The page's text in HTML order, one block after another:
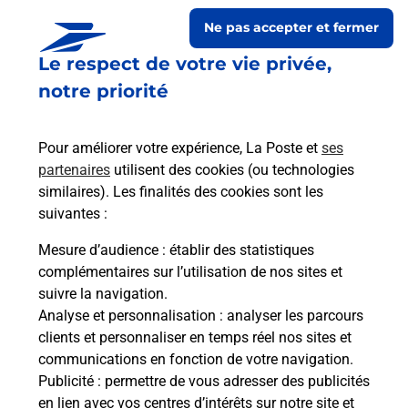
Le respect de votre vie privée,
notre priorité
Pour améliorer votre expérience, La Poste et ses
partenaires utilisent des cookies (ou technologies
similaires). Les finalités des cookies sont les
suivantes :
Mesure d’audience : établir des statistiques
complémentaires sur l’utilisation de nos sites et
suivre la navigation.
Analyse et personnalisation : analyser les parcours
clients et personnaliser en temps réel nos sites et
communications en fonction de votre navigation.
Publicité : permettre de vous adresser des publicités
en lien avec vos centres d’intérêts sur notre site et
Ne pas accepter et fermer
Prochaine collecte du courrierlundià 09h00
5 Rue Principale
67440 Westhouse Marmoutier
Itinéraire
Le lien s'ouvre dans un nouvel onglet